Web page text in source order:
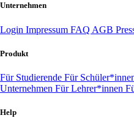
Unternehmen
Login Impressum FAQ AGB
Produkt
Für Studierende Für
Unternehmen Für Lehrer*innen
Help